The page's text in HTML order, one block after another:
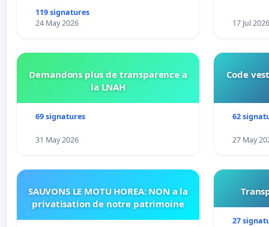
connexion 805-802 à établir
119 signatures
24 May 2026
17 Jul 2026
Demandons plus de transparence a
la LNAH
69 signatures
31 May 2026
Code
62
27 May
SAUVONS LE MOTU HOREA: NON a la
privatisation de notre patrimoine
27